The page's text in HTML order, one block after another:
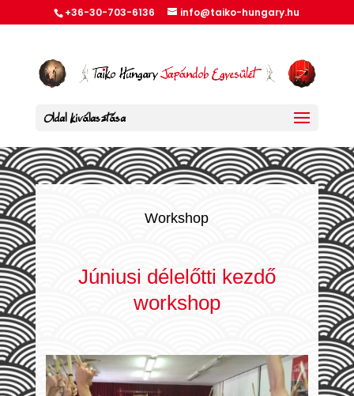
+36-30-703-6136 info@taiko-hungary.hu
Oldal kiválasztása
Workshop
Júniusi délelőtti kezdő
workshop